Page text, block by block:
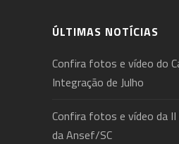
ÚLTIMAS NOTÍCIAS
Confira fotos e vídeo do
Integração de Julho
Confira fotos e vídeo da
da Ansef/SC